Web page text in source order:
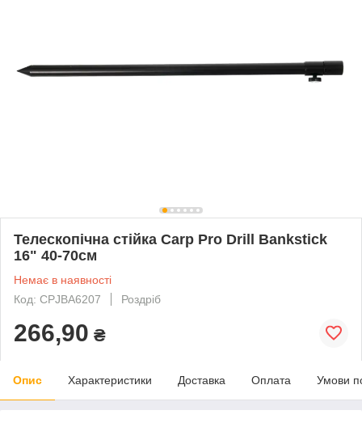
Телескопічна стійка Carp Pro Drill Bankstick
16" 40-70см
Немає в наявності
Код: CPJBA6207
Роздріб
266,90 ₴
Опис Характеристики Доставка Оплата Умови